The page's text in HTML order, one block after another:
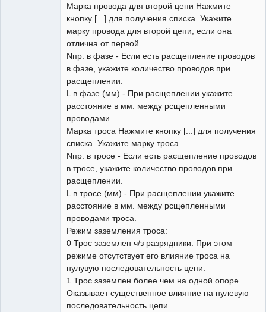
Марка провода для второй цепи Нажмите
кнопку [...] для получения списка. Укажите
марку провода для второй цепи, если она
отлична от первой.
Nпр. в фазе - Если есть расщепление проводов
в фазе, укажите количество проводов при
расщеплении.
L в фазе (мм) - При расщеплении укажите
расстояние в мм. между рсщепленными
проводами.
Марка троса Нажмите кнопку [...] для получения
списка. Укажите марку троса.
Nпр. в тросе - Если есть расщепление проводов
в тросе, укажите количество проводов при
расщеплении.
L в тросе (мм) - При расщеплении укажите
расстояние в мм. между рсщепленными
проводами троса.
Режим заземления троса:
0 Трос заземлен ч/з разрядники. При этом
режиме отсутствует его влияние троса на
нулувую последовательность цепи.
1 Трос заземлен более чем на одной опоре.
Оказывает существенное влияние на нулевую
последовательность цепи.